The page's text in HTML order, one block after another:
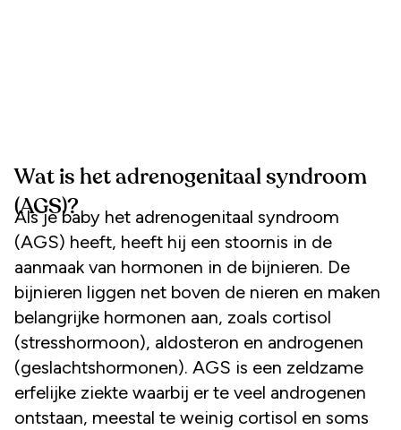
Wat is het adrenogenitaal syndroom
(AGS)?
Als je baby het adrenogenitaal syndroom
(AGS) heeft, heeft hij een stoornis in de
aanmaak van hormonen in de bijnieren. De
bijnieren liggen net boven de nieren en maken
belangrijke hormonen aan, zoals cortisol
(stresshormoon), aldosteron en androgenen
(geslachtshormonen). AGS is een zeldzame
erfelijke ziekte waarbij er te veel androgenen
ontstaan, meestal te weinig cortisol en soms